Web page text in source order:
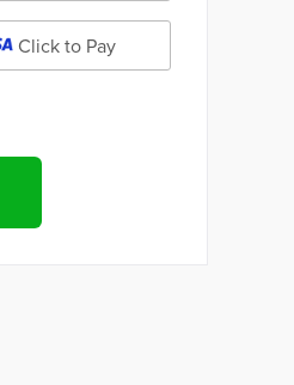
Click to Pay